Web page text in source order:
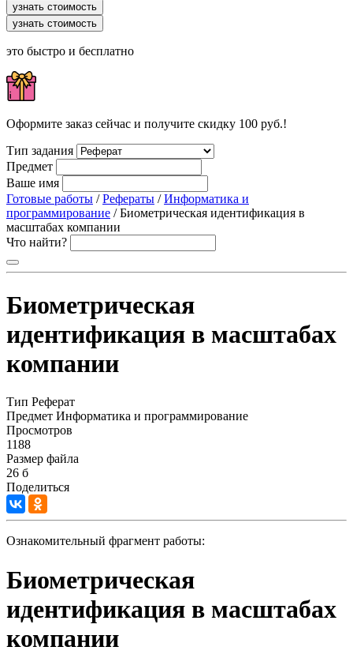
узнать стоимость
узнать стоимость
это быстро и бесплатно
Оформите заказ сейчас и получите скидку 100 руб.!
Тип задания
Предмет
Ваше имя
Готовые работы /Рефераты /Информатика и
программирование / Биометрическая идентификация в
масштабах компании
Что найти?
Биометрическая
идентификация в масштабах
компании
Тип Реферат
Предмет Информатика и программирование
Просмотров
1188
Размер файла
26 б
Поделиться
Ознакомительный фрагмент работы:
Биометрическая
идентификация в масштабах
компании